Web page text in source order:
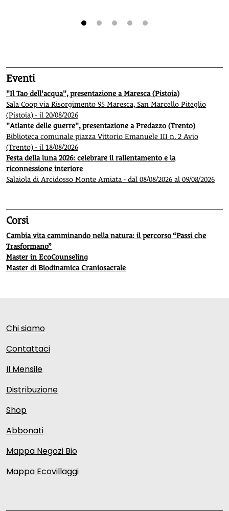
Eventi
"Il Tao dell'acqua", presentazione a Maresca (Pistoia)
Sala Coop via Risorgimento 95 Maresca, San Marcello Piteglio
(Pistoia) - il 20/08/2026
"Atlante delle guerre", presentazione a Predazzo (Trento)
Biblioteca comunale piazza Vittorio Emanuele III n. 2 Avio
(Trento) - il 18/08/2026
Festa della luna 2026: celebrare il rallentamento e la
riconnessione interiore
Salaiola di Arcidosso Monte Amiata - dal 08/08/2026 al 09/08/2026
Corsi
Cambia vita camminando nella natura: il percorso “Passi che
Trasformano”
Master in EcoCounseling
Master di Biodinamica Craniosacrale
Chi siamo
Contattaci
Il Mensile
Distribuzione
Shop
Abbonati
Mappa Negozi Bio
Mappa Ecovillaggi